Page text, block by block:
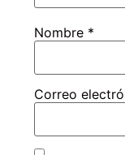
Nombre *
Correo